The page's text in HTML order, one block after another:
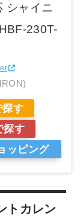
シャイニ
230T-
す
探す
ッピング
トカレン